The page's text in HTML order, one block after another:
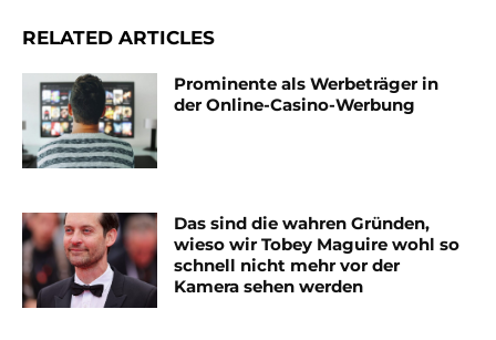
RELATED ARTICLES
Prominente als Werbeträger in
der Online-Casino-Werbung
Das sind die wahren Gründen,
wieso wir Tobey Maguire wohl so
schnell nicht mehr vor der
Kamera sehen werden